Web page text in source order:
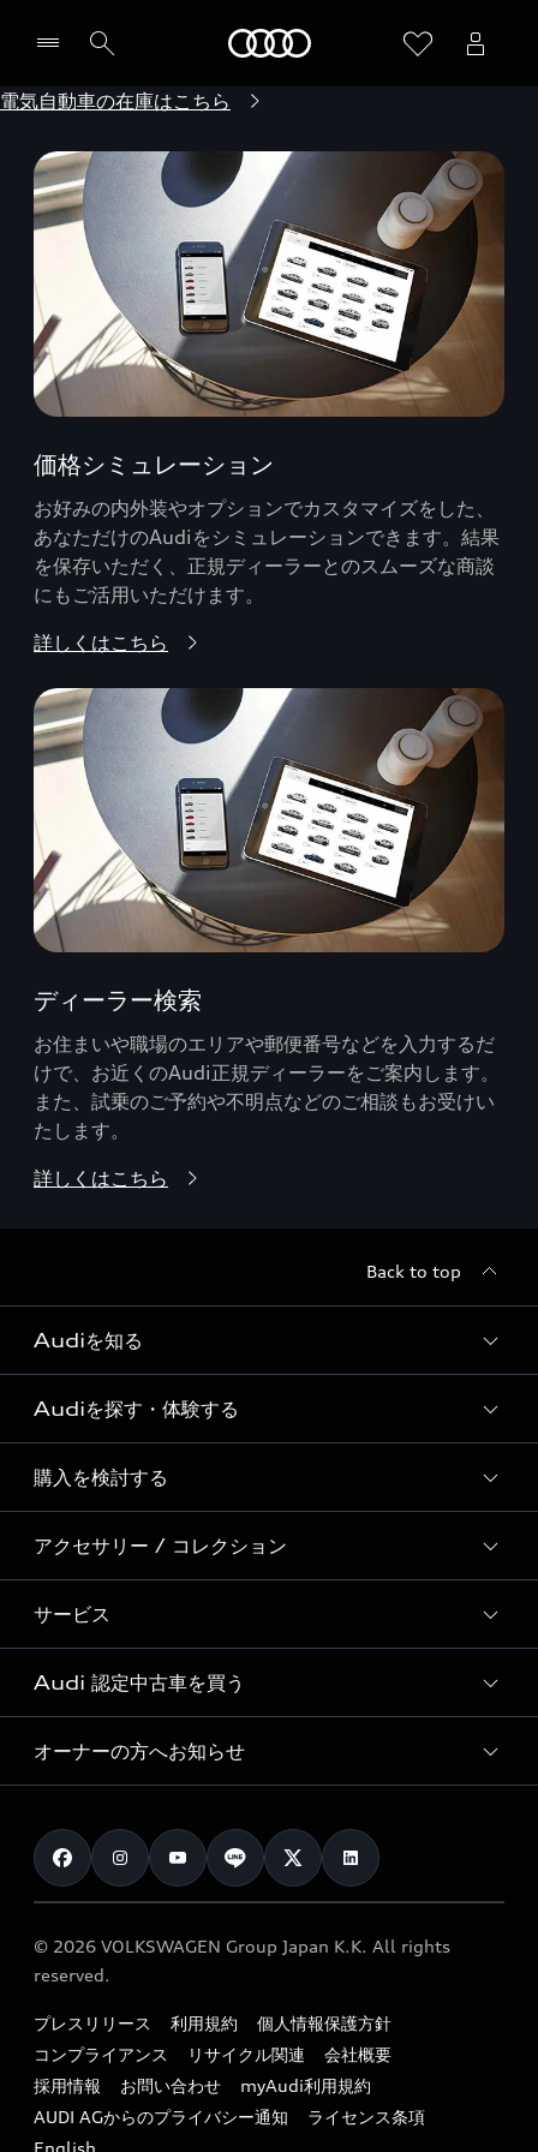
電気自動車の在庫はこちら
価格シミュレーション
お好みの内外装やオプションでカスタマイズをした、
あなただけのAudiをシミュレーションできます。結果
を保存いただく、正規ディーラーとのスムーズな商談
にもご活用いただけます。
詳しくはこちら
ディーラー検索
お住まいや職場のエリアや郵便番号などを入力するだ
けで、お近くのAudi正規ディーラーをご案内します。
また、試乗のご予約や不明点などのご相談もお受けい
たします。
詳しくはこちら
Back to top
Audiを知る
Audi ブランド
Story of Progress
Audi Sport
Formula 1®
デジタルサービス
Audiを探す・体験する
ディーラー検索
新車在庫検索
試乗車・展示車検索
見積り依頼
試乗予約
購入を検討する
モデル一覧
特別仕様モデル / 限定モデル
e-tronラインアップ
価格シミュレーション
車両比較
カタログ一覧
アクセサリー / コレクション
純正アクセサリー
オンラインショップ
Audi collection
アウディナビアプリ
サービス
サービス入庫予約
サービスプログラム
メンテナンス
車検 / 定期点検
e-tronアフターサポート
myAudi
Audi 認定中古車を買う
Audi認定中古車
クオリティ
保証
メンテナンス
ファイナンス
キャンペーン / イベント
買取査定
オーナーの方へお知らせ
お知らせ
オーナー様向けキャンペーン
特定整備適用車一覧
リサイクル法
よくある質問（FAQ）
© 2026 VOLKSWAGEN Group Japan K.K. All rights
reserved.
プレスリリース 利用規約
個人情報保護方針
コンプライアンス
リサイクル関連
会社概要
採用情報
お問い合わせ
myAudi利用規約
AUDI AGからのプライバシー通知
ライセンス条項
English